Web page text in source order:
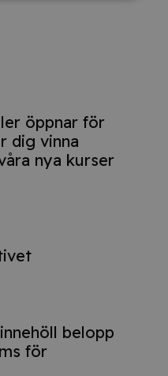
öppnar för
dig vinna
nya kurser
belopp
för